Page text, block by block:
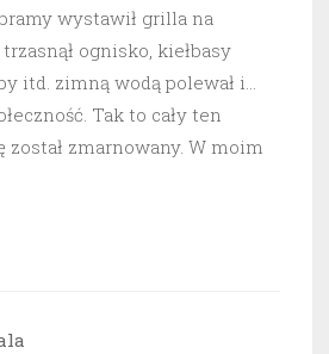
wystawił grilla na
ognisko, kiełbasy
itd. zimną wodą polewał i…
Tak to cały ten
został zmarnowany. W moim